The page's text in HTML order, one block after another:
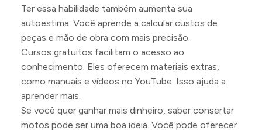
Ter essa habilidade também aumenta sua
autoestima. Você aprende a calcular custos de
peças e mão de obra com mais precisão.
Cursos gratuitos facilitam o acesso ao
conhecimento. Eles oferecem materiais extras,
como manuais e vídeos no YouTube. Isso ajuda a
aprender mais.
Se você quer ganhar mais dinheiro, saber consertar
motos pode ser uma boa ideia. Você pode oferecer